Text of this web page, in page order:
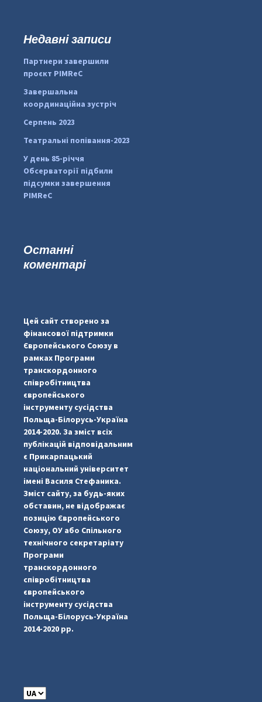
#PipIvanToday
pimrec_project
#PipIvanToday
:Недавні записи
Партнери завершили
проєкт PIMReC
Завершальна
координаційна зустріч
Серпень 2023
Театральні попівання-2023
У день 85-річчя
Обсерваторії підбили
підсумки завершення
PIMReC
Останні
коментарі
Цей сайт створено за
фінансової підтримки
Європейського Союзу в
рамках Програми
транскордонного
співробітництва
європейського
інструменту сусідства
Польща-Білорусь-Україна
2014-2020. За зміст всіх
публікацій відповідальним
є Прикарпацький
національний університет
імені Василя Стефаника.
Зміст сайту, за будь-яких
обставин, не відображає
позицію Європейського
Союзу, ОУ або Спільного
технічного секретаріату
Програми
транскордонного
співробітництва
європейського
інструменту сусідства
Польща-Білорусь-Україна
2014-2020 рр.
C